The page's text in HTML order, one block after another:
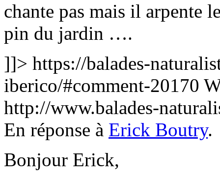
chante pas mais il arpente
pin du jardin ….
]]> https://balades-
iberico/#comment-20170
http://www.balades-
En réponse à Erick Boutry.
Bonjour Erick,